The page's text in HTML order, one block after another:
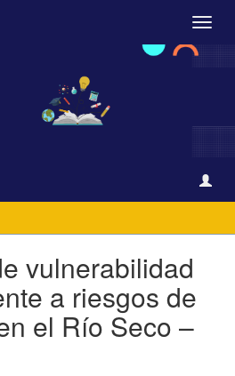
vulnerabilidad
a riesgos de
el Río Seco –